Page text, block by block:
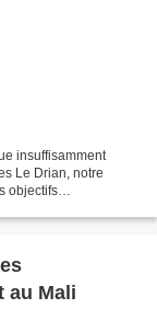
insuffisamment
Le Drian, notre
objectifs
au Mali